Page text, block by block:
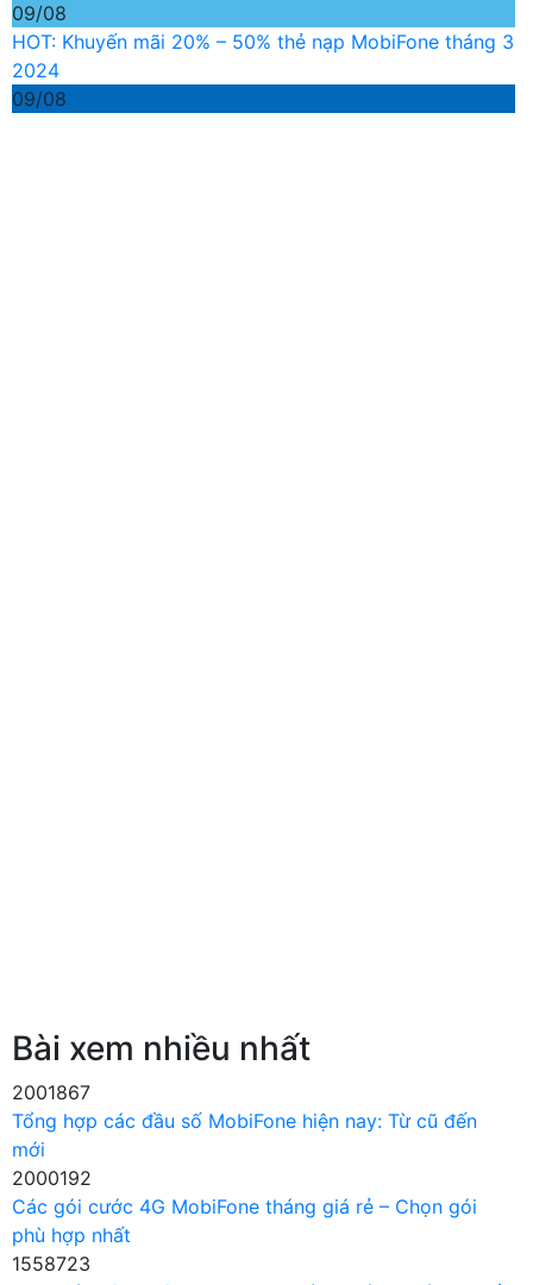
09/08
HOT: Khuyến mãi 20% – 50% thẻ nạp MobiFone tháng 3
2024
09/08
Bài xem nhiều nhất
2001867
Tổng hợp các đầu số MobiFone hiện nay: Từ cũ đến
mới
2000192
Các gói cước 4G MobiFone tháng giá rẻ – Chọn gói
phù hợp nhất
1558723